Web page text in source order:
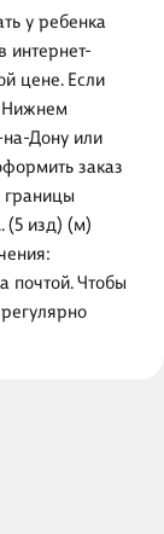
у ребенка
интернет-
цене. Если
Нижнем
на-Дону или
заказ
границы
(5 изд) (м)
почтой. Чтобы